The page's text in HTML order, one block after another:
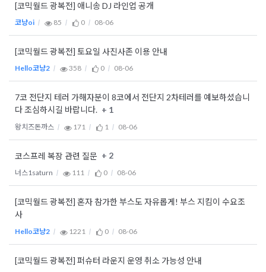
[코믹월드 광복전] 애니송 DJ 라인업 공개
코냥oi 85 0 08-06
[코믹월드 광복전] 토요일 사진사존 이용 안내
Hello코냥2 358 0 08-06
7코 전단지 테러 가해자분이 8코에서 전단지 2차테러를 예보하셨습니
다 조심하시길 바랍니다. + 1
왕치즈돈까스 171 1 08-06
코스프레 복장 관련 질문 + 2
너스1saturn 111 0 08-06
[코믹월드 광복전] 혼자 참가한 부스도 자유롭게! 부스 지킴이 수요조
사
Hello코냥2 1221 0 08-06
[코믹월드 광복전] 퍼슈터 라운지 운영 취소 가능성 안내